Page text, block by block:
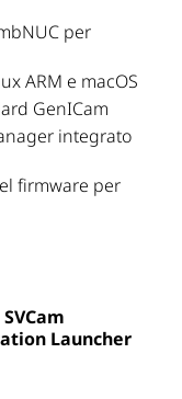
per
ARM e macOS
GenICam
integrato
firmware per
Launcher